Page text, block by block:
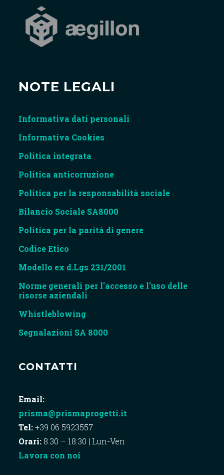
NOTE LEGALI
Informativa dati personali
Informativa Cookies
Politica integrata
Politica anticorruzione
Politica per la responsabilità sociale
Bilancio Sociale SA8000
Politica per la parità di genere
Codice Etico
Modello ex d.Lgs 231/2001
Norme generali per l'accesso e l'uso delle
risorse aziendali
Whistleblowing
Segnalazioni SA 8000
CONTATTI
Email:
prisma@prismaprogetti.it
Tel:+39 06 5923557
Orari: 8.30 – 18:30 | Lun-Ven
Lavora con noi